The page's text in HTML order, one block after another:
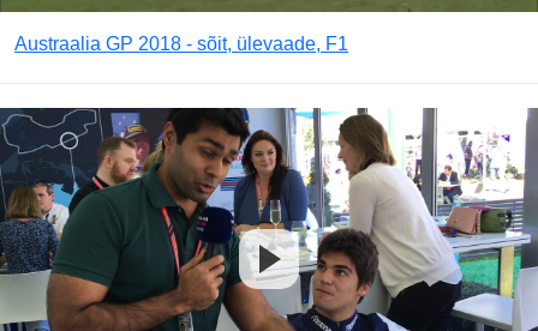
Austraalia GP 2018 - sõit, ülevaade, F1